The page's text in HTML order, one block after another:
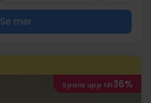
Se mer
Spara upp till36%